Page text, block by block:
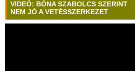
VIDEÓ: BÓNA SZABOLCS SZERINT
NEM JÓ A VETÉSSZERKEZET